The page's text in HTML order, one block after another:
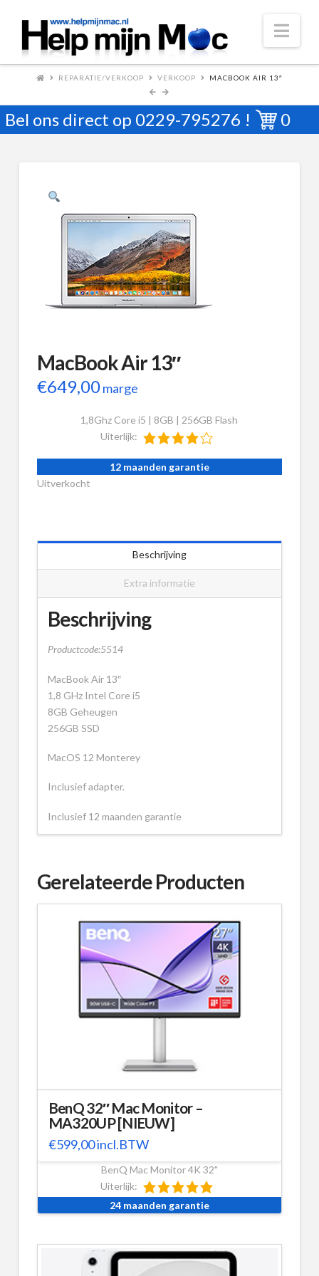
REPARATIE/VERKOOP VERKOOP MACBOOK AIR 13″
Bel ons direct op 0229-795276 ! 0
MacBook Air 13″
€649,00marge
1,8Ghz Core i5 | 8GB | 256GB Flash
Uiterlijk:
12 maanden garantie
Uitverkocht
Beschrijving
Extra informatie
Beschrijving
Productcode:5514
MacBook Air 13″
1,8 GHz Intel Core i5
8GB Geheugen
256GB SSD
MacOS 12 Monterey
Inclusief adapter.
Inclusief 12 maanden garantie
Gerelateerde Producten
BenQ 32″ Mac Monitor –
MA320UP [NIEUW]
€599,00incl.BTW
BenQ Mac Monitor 4K 32"
Uiterlijk:
24 maanden garantie